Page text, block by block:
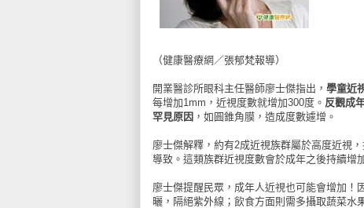
（健康醫療網／張郁梵報導）
開業醫診所眼科主任醫師廖士傑指出， 學童近
每增加1mm，近視度數就增加300度。 反觀成
罕見原因 ，如圓錐角膜，造成度數遽增。
廖士傑解釋，約有2成近視族群屬於高度近視
導致。這類族群近視度數會於成年之後持續增
廖士傑提醒民眾，成年人近視也可能會增加
曬，隔絕紫外線；飲食方面則需多攝取蔬菜